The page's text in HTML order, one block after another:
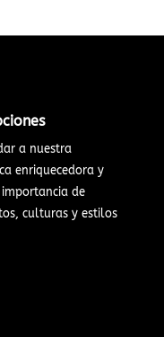
a nuestra
enriquecedora y
de
culturas y estilos